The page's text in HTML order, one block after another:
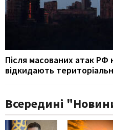
Після масованих атак
відкидають
Всередині